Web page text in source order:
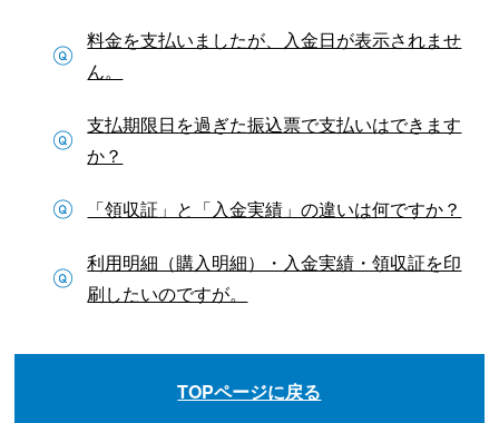
料金を支払いましたが、入金日が表示されませ
ん。
支払期限日を過ぎた振込票で支払いはできます
か？
「領収証」と「入金実績」の違いは何ですか？
利用明細（購入明細）・入金実績・領収証を印
刷したいのですが。
TOPページに戻る